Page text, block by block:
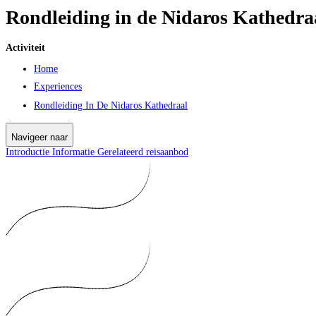
Rondleiding in de Nidaros
Activiteit
Home
Experiences
Rondleiding In De Nidaros Kathedraal
Navigeer naar
Introductie Informatie Gerelateerd reisaanbod